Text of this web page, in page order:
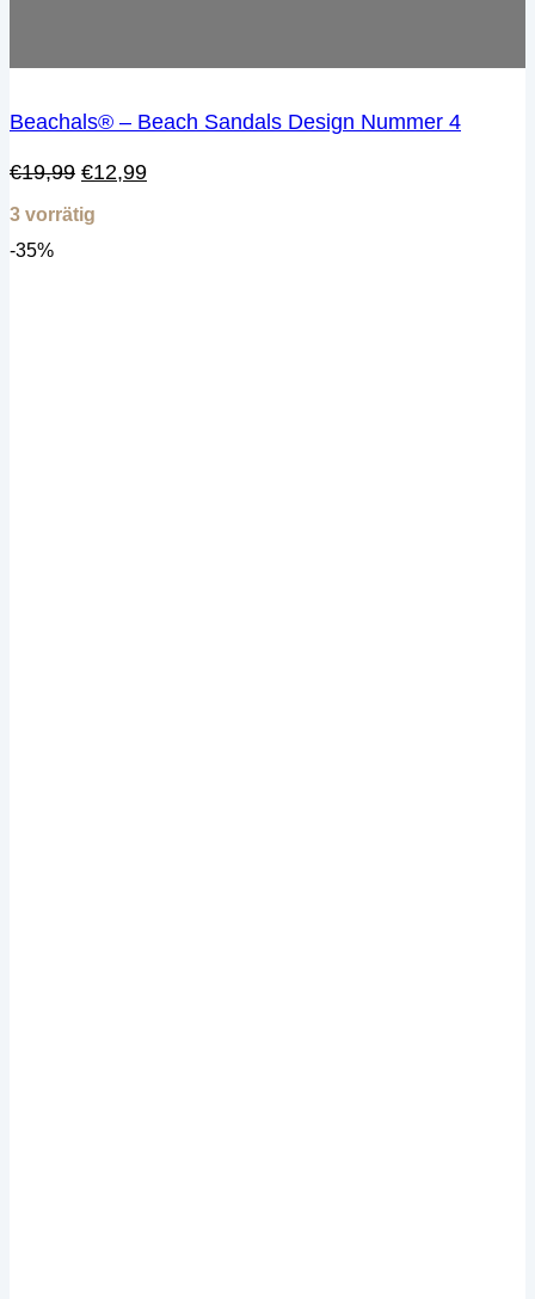
Beachals® – Beach Sandals Design Nummer 4
€19,99 Ursprünglicher
war:
€12,99Aktueller
3 vorrätig
-35%